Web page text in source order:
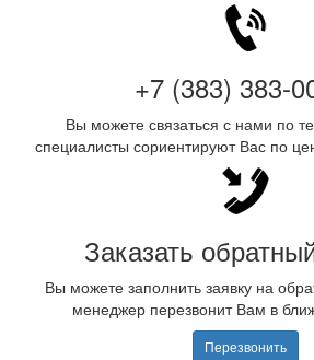
+7 (383) 383-
Вы можете связаться с нами по
специалисты сориентируют Вас по
Заказать
Вы можете заполнить заявку на
менеджер перезвонит Вам в
Перезвонить